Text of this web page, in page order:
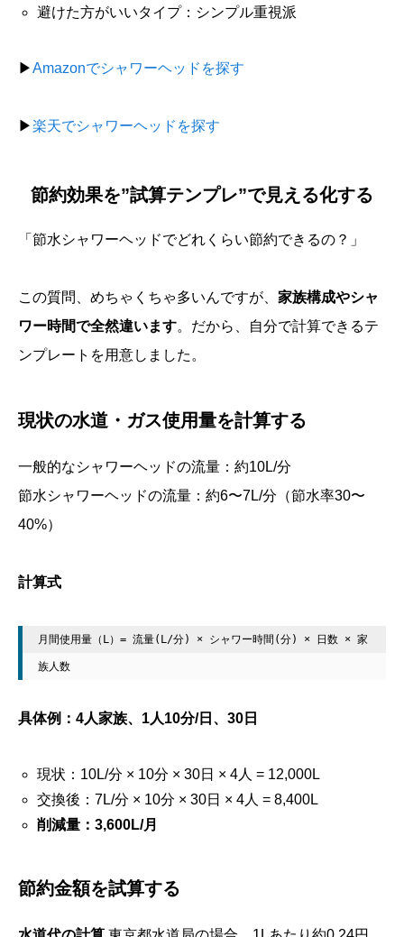
避けた方がいいタイプ：シンプル重視派
▶Amazonでシャワーヘッドを探す
▶楽天でシャワーヘッドを探す
節約効果を”試算テンプレ”で見える化する
「節水シャワーヘッドでどれくらい節約できるの？」
この質問、めちゃくちゃ多いんですが、 家族構成やシャ
ワー時間で全然違います。だから、自分で計算できるテ
ンプレートを用意しました。
現状の水道・ガス使用量を計算する
一般的なシャワーヘッドの流量：約10L/分
節水シャワーヘッドの流量：約6〜7L/分（節水率30〜
40%）
計算式
月間使用量（L）= 流量(L/分) × シャワー時間(分) × 日数 × 家
具体例：4人家族、1人10分/日、30日
現状：10L/分 × 10分 × 30日 × 4人 = 12,000L
交換後：7L/分 × 10分 × 30日 × 4人 = 8,400L
削減量：3,600L/月
節約金額を試算する